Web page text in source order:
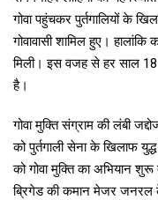
गोवा पहुंचकर पुर्तगालियों के
गोवावासी शामिल हुए।
मिली। इस वजह से हर साल 18
है।
गोवा मुक्ति संग्राम की लंबी
को पुर्तगाली सेना के खिलाफ
को गोवा मुक्ति का अभियान
ब्रिगेड की कमान मेजर